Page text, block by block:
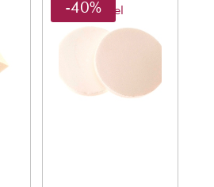
Sibel
-40%